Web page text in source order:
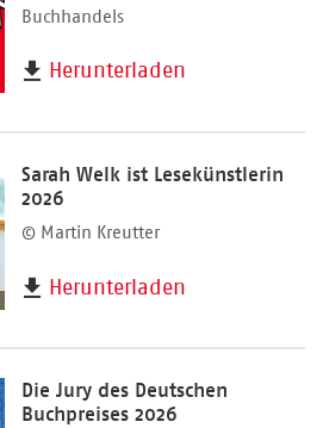
Buchhandels
Herunterladen
Sarah Welk ist Lesekünstlerin
2026
© Martin Kreutter
Herunterladen
Die Jury des Deutschen
Buchpreises 2026